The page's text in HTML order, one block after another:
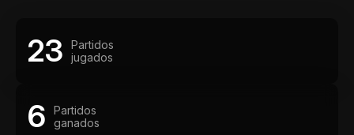
23
Partidos
jugados
6
Partidos
ganados